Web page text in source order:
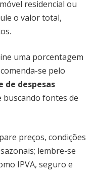
residencial ou
o valor total,
uma porcentagem
se pelo
de despesas
buscando fontes de
preços, condições
lembre-se
IPVA, seguro e